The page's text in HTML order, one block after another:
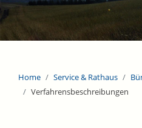
Home Service & Rathaus
Verfahrensbeschreibungen